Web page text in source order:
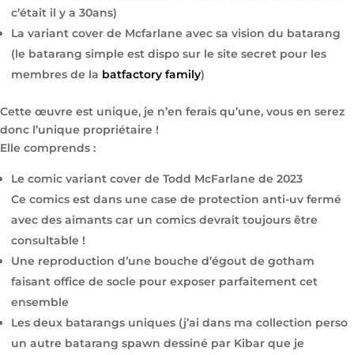
c’était il y a 30ans)
La variant cover de Mcfarlane avec sa vision du batarang
(le batarang simple est dispo sur le site secret pour les
membres de la batfactory family)
Cette œuvre est unique, je n’en ferais qu’une, vous en serez
donc l’unique propriétaire !
Elle comprends :
Le comic variant cover de Todd McFarlane de 2023
Ce comics est dans une case de protection anti-uv fermé
avec des aimants car un comics devrait toujours être
consultable !
Une reproduction d’une bouche d’égout de gotham
faisant office de socle pour exposer parfaitement cet
ensemble
Les deux batarangs uniques (j’ai dans ma collection perso
un autre batarang spawn dessiné par Kibar que je